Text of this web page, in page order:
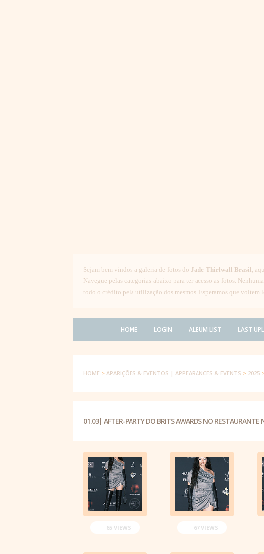
Sejam bem vindos a galeria de fotos do Jade Thirlwall Brasil,
Navegue pelas categorias abaixo para ter acesso as fotos.
todo o crédito pela utilização dos mesmos. Esperamos que voltem
HOME LOGIN ALBUM LIST LAST
HOME > APARIÇÕES & EVENTOS | APPEARANCES & EVENTS > 2025>
01.03| AFTER-PARTY DO BRITS AWARDS NO RESTAURANTE
65 VIEWS 67 VIEWS